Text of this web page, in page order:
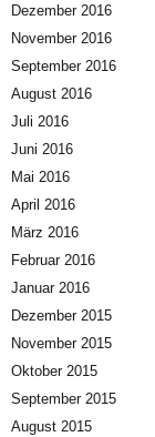
Dezember 2016
November 2016
September 2016
August 2016
Juli 2016
Juni 2016
Mai 2016
April 2016
März 2016
Februar 2016
Januar 2016
Dezember 2015
November 2015
Oktober 2015
September 2015
August 2015